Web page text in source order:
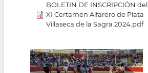
BOLETIN DE INSCRIPCIÓN del
XI Certamen Alfarero de Plata
Villaseca de la Sagra 2024.pdf